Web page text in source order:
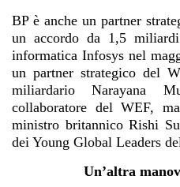
BP è anche un partner
un accordo da 1,5
informatica Infosys nel
un partner strategico del
miliardario Narayana
collaboratore del WEF,
ministro britannico Rishi
dei Young Global Leaders
Un’altra